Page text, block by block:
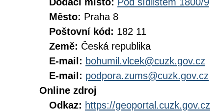
Město: Praha 8
Poštovní kód: 182 11
Země: Česká republika
E-mail: bohumil.vlcek@cuzk.gov.cz
E-mail: podpora.zums@cuzk.gov.cz
Online zdroj
Odkaz: https://geoportal.cuzk.gov.cz